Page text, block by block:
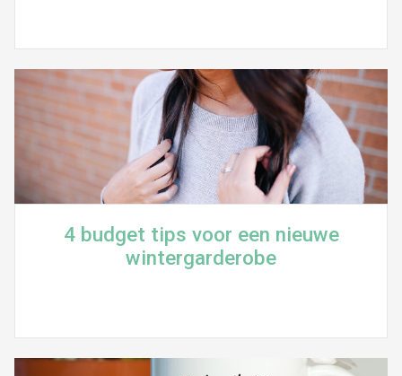
4 budget tips voor een nieuwe
wintergarderobe